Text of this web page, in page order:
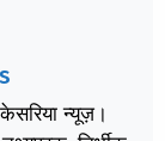
न्यूज़।